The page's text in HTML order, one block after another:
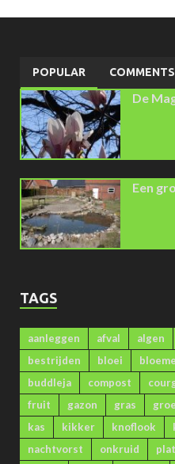
POPULAR COMMENTS
De
Een
TAGS
aanleggen afval algen
bestrijden
bloei
buddleja
compost
fruit
gazon gras
kas
kikker knoflook
nachtvorst
onkruid